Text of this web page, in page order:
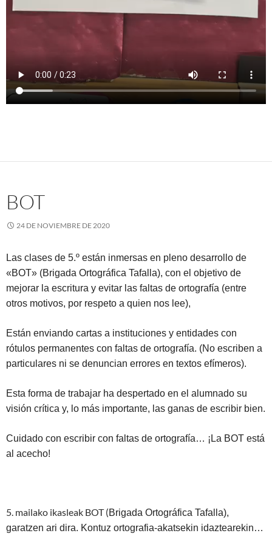
BOT
24 DE NOVIEMBRE DE 2020
Las clases de 5.º están inmersas en pleno desarrollo de
«BOT» (Brigada Ortográfica Tafalla), con el objetivo de
mejorar la escritura y evitar las faltas de ortografía (entre
otros motivos, por respeto a quien nos lee),
Están enviando cartas a instituciones y entidades con
rótulos permanentes con faltas de ortografía. (No escriben a
particulares ni se denuncian errores en textos efímeros).
Esta forma de trabajar ha despertado en el alumnado su
visión crítica y, lo más importante, las ganas de escribir bien.
Cuidado con escribir con faltas de ortografía… ¡La BOT está
al acecho!
5. mailako ikasleak BOT (Brigada Ortográfica Tafalla),
garatzen ari dira. Kontuz ortografia-akatsekin idaztearekin…